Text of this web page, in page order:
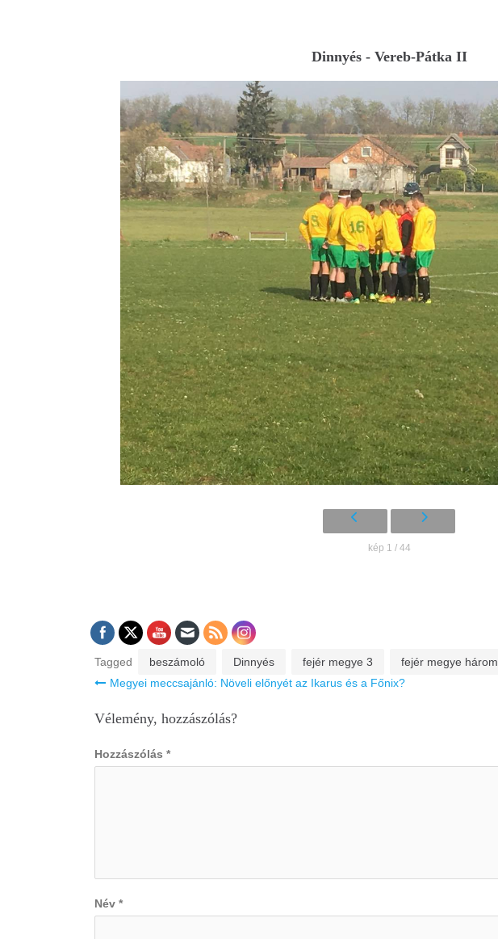
Dinnyés - Vereb-Pátka II
kép 1 / 44
Tagged beszámoló Dinnyés fejér megye 3 fejér megye három
Bejegyzés
Megyei meccsajánló: Növeli előnyét az Ikarus és a Főnix?
Vélemény, hozzászólás?
Hozzászólás *
Név *